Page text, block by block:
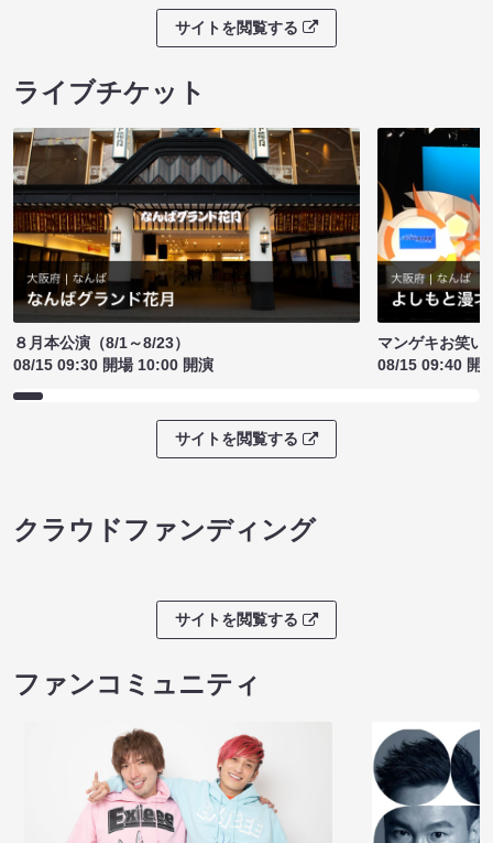
サイトを閲覧する
ライブチケット
８月本公演（8/1～8/23）
08/15 09:30 開場 10:00 開演
マンゲキお笑い
08/15 09:40 開
サイトを閲覧する
クラウドファンディング
サイトを閲覧する
ファンコミュニティ